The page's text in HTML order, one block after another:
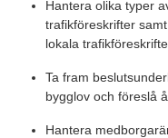
Hantera olika typer
trafikföreskrifter
lokala
Ta fram
bygglov och föreslå
Hantera